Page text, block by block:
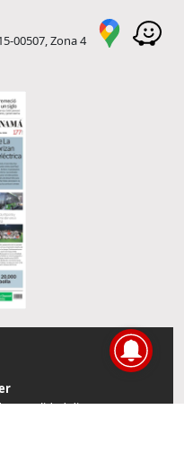
00507, Zona 4
actualidad directamente en